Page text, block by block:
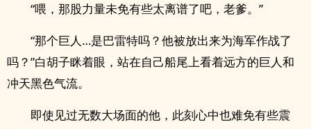
“喂，那股力量未免有些太离谱了吧，老爹。”
“那个巨人…是巴雷特吗？他被放出来为海军作战了
吗？”白胡子眯着眼，站在自己船尾上看着远方的巨人和
冲天黑色气流。
即使见过无数大场面的他，此刻心中也难免有些震